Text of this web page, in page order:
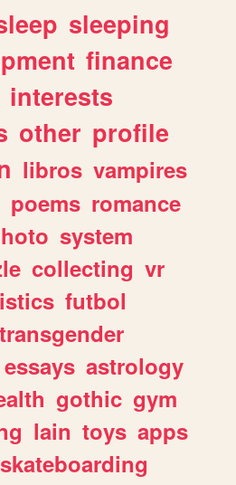
sleeping
finance
interests
other profile
libros vampires
poems romance
system
collecting vr
futbol
transgender
essays astrology
gothic gym
lain toys apps
skateboarding